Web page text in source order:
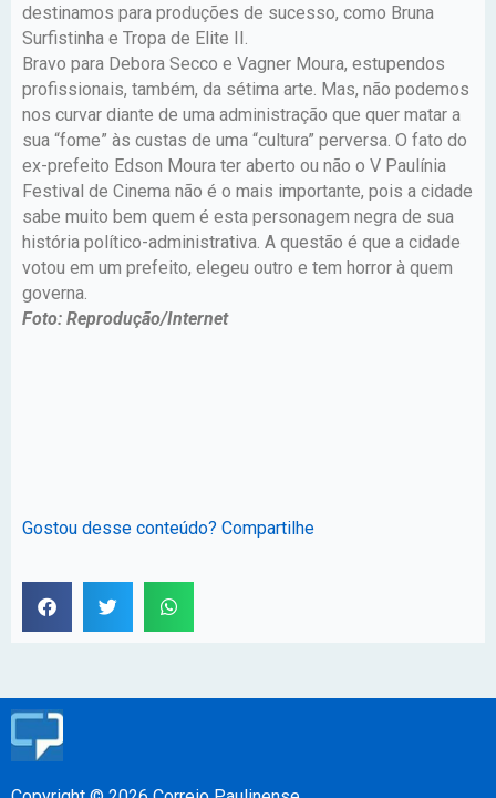
destinamos para produções de sucesso, como Bruna
Surfistinha e Tropa de Elite II.
Bravo para Debora Secco e Vagner Moura, estupendos
profissionais, também, da sétima arte. Mas, não podemos
nos curvar diante de uma administração que quer matar a
sua “fome” às custas de uma “cultura” perversa. O fato do
ex-prefeito Edson Moura ter aberto ou não o V Paulínia
Festival de Cinema não é o mais importante, pois a cidade
sabe muito bem quem é esta personagem negra de sua
história político-administrativa. A questão é que a cidade
votou em um prefeito, elegeu outro e tem horror à quem
governa.
Foto: Reprodução/Internet
Gostou desse conteúdo? Compartilhe